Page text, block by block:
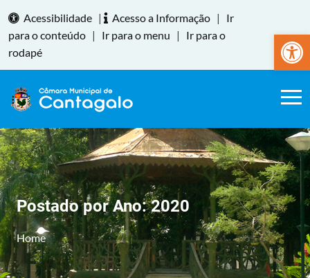
Abrir
Acessibilidade | Acesso a Informação |
Ir
para o conteúdo | Ir para o menu |
Ir para o
rodapé
Postado por Ano:2020
Home